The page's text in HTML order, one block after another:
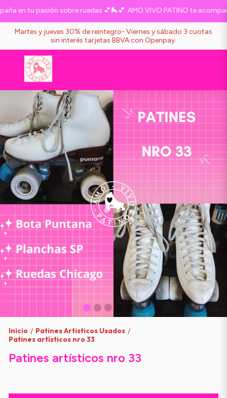
en tu pasión sobre ruedas 💕🛼💕 AMO VIVO PATINO te
Martes y jueves 30% de reintegro- Viernes y sábado 3 cuotas
sin interés tarjetas BBVA con Openpay.
Inicio / Patines Artisticos Usados /
Patines artísticos nro 33
Patines artísticos nro 33